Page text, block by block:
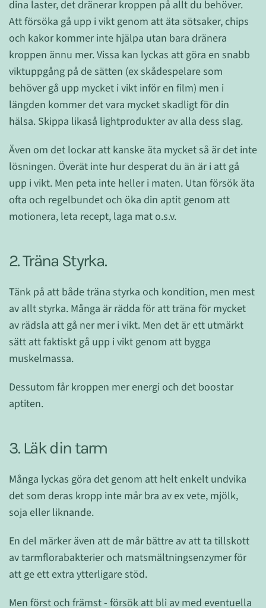
dina laster, det dränerar kroppen på allt du behöver.
Att försöka gå upp i vikt genom att äta sötsaker, chips
och kakor kommer inte hjälpa utan bara dränera
kroppen ännu mer. Vissa kan lyckas att göra en snabb
viktuppgång på de sätten (ex skådespelare som
behöver gå upp mycket i vikt inför en film) men i
längden kommer det vara mycket skadligt för din
hälsa. Skippa likaså lightprodukter av alla dess slag.
Även om det lockar att kanske äta mycket så är det inte
lösningen. Överät inte hur desperat du än är i att gå
upp i vikt. Men peta inte heller i maten. Utan försök äta
ofta och regelbundet och öka din aptit genom att
motionera, leta recept, laga mat o.s.v.
2. Träna Styrka.
Tänk på att både träna styrka och kondition, men mest
av allt styrka. Många är rädda för att träna för mycket
av rädsla att gå ner mer i vikt. Men det är ett utmärkt
sätt att faktiskt gå upp i vikt genom att bygga
muskelmassa.
Dessutom får kroppen mer energi och det boostar
aptiten.
3. Läk din tarm
Många lyckas göra det genom att helt enkelt undvika
det som deras kropp inte mår bra av ex vete, mjölk,
soja eller liknande.
En del märker även att de mår bättre av att ta tillskott
av tarmflorabakterier och matsmältningsenzymer för
att ge ett extra ytterligare stöd.
Men först och främst - försök att bli av med eventuella